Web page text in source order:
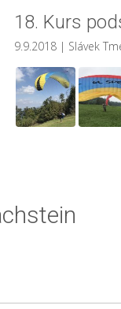
18. Kurs
9.9.2018 | Slávek